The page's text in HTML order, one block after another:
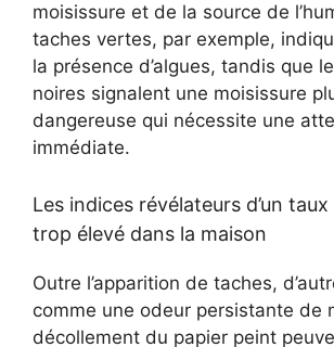
moisissure et de la source de
taches vertes, par exemple,
la présence d’algues, tandis que
noires signalent une moisissure
dangereuse qui nécessite une
immédiate.
Les indices révélateurs d’un taux
trop élevé dans la maison
Outre l’apparition de taches,
comme une odeur persistante de
décollement du papier peint